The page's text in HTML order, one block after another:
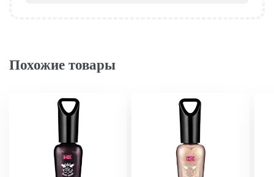
Похожие товары